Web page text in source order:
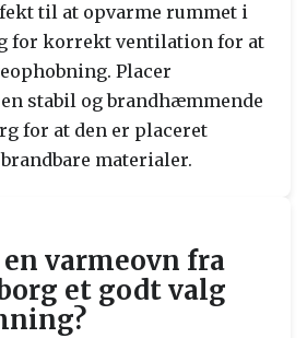
til at opvarme rummet i
for korrekt ventilation for at
Placer
stabil og brandhæmmende
for at den er placeret
materialer.
varmeovn fra
et godt valg